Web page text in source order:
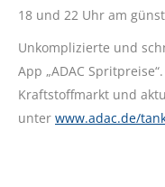
18 und 22 Uhr am
Unkomplizierte und
App „ADAC
Kraftstoffmarkt und
unter www.adac.de/